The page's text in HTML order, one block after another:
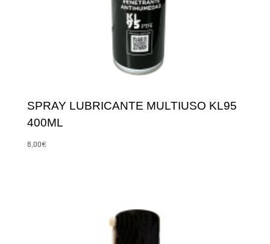
SPRAY LUBRICANTE MULTIUSO KL95
400ML
8,00€